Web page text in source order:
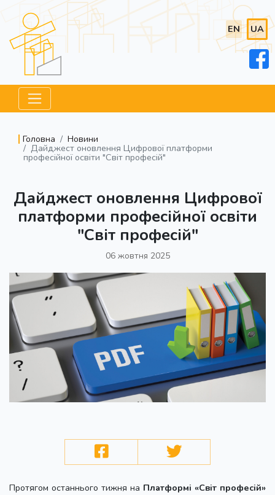
EN UA
Головна Новини
Дайджест оновлення Цифрової платформи
професійної освіти "Світ професій"
Дайджест оновлення Цифрової
платформи професійної освіти
"Світ професій"
06 жовтня 2025
Протягом останнього тижня на Платформі «Світ професій»